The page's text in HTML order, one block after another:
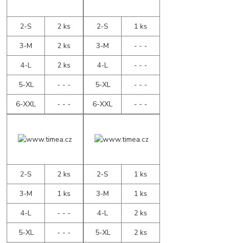
2-S
2 ks
3-M
2 ks
4-L
2 ks
5-XL
- - -
6-XXL
- - -
2-S
1 ks
3-M
- - -
4-L
- - -
5-XL
- - -
6-XXL
- - -
2-S
2 ks
3-M
1 ks
4-L
- - -
5-XL
- - -
2-S
1 ks
3-M
1 ks
4-L
2 ks
5-XL
2 ks